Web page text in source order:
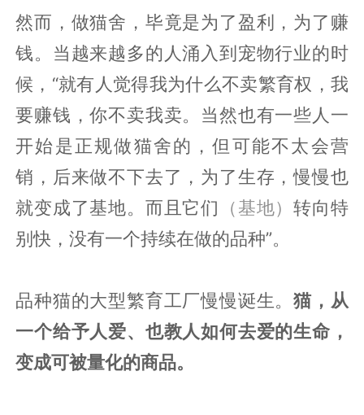
然而，做猫舍，毕竟是为了盈利，为了赚
钱。当越来越多的人涌入到宠物行业的时
候，“就有人觉得我为什么不卖繁育权，我
要赚钱，你不卖我卖。当然也有一些人一
开始是正规做猫舍的，但可能不太会营
销，后来做不下去了，为了生存，慢慢也
就变成了基地。而且它们
（基地）转向特
别快，没有一个持续在做的品种”。
品种猫的大型繁育工厂慢慢诞生。猫，从
一个给予人爱、也教人如何去爱的生命，
变成可被量化的商品。